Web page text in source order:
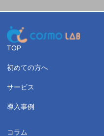
TOP
初めての方へ
サービス
導入事例
コラム